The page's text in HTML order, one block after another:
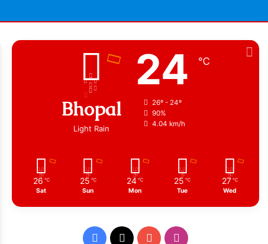
Bhopal
Light Rain
24 ℃
26º - 24º
90%
4.04 km/h
26 ℃
Sat
25 ℃
Sun
24 ℃
Mon
25 ℃
Tue
27 ℃
Wed
Facebook
X YouTubeInstagram